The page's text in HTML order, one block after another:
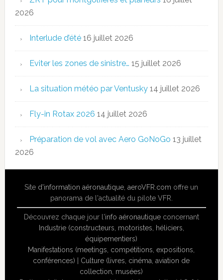
2026
Interlude d’été 16 juillet 2026
Eviter les zones de sinistre… 15 juillet 2026
La situation météo par Ventusky 14 juillet 2026
Fly-in Rotax 2026 14 juillet 2026
Préparation de vol avec Aero GoNoGo 13 juillet
2026
Site d'information aéronautique ,aeroVFR.com offre un
panorama de l'actualité du pilote VFR.
Découvrez chaque jour l'info aéronautiqueconcernant
Industrie (constructeurs, motoristes, héliciers,
équipementiers)
Manifestations (meetings, compétitions, expositions,
conférences)
Culture (livres, cinéma, aviation de
collection, musées)